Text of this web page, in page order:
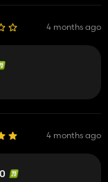
4 months ago
4 months ago